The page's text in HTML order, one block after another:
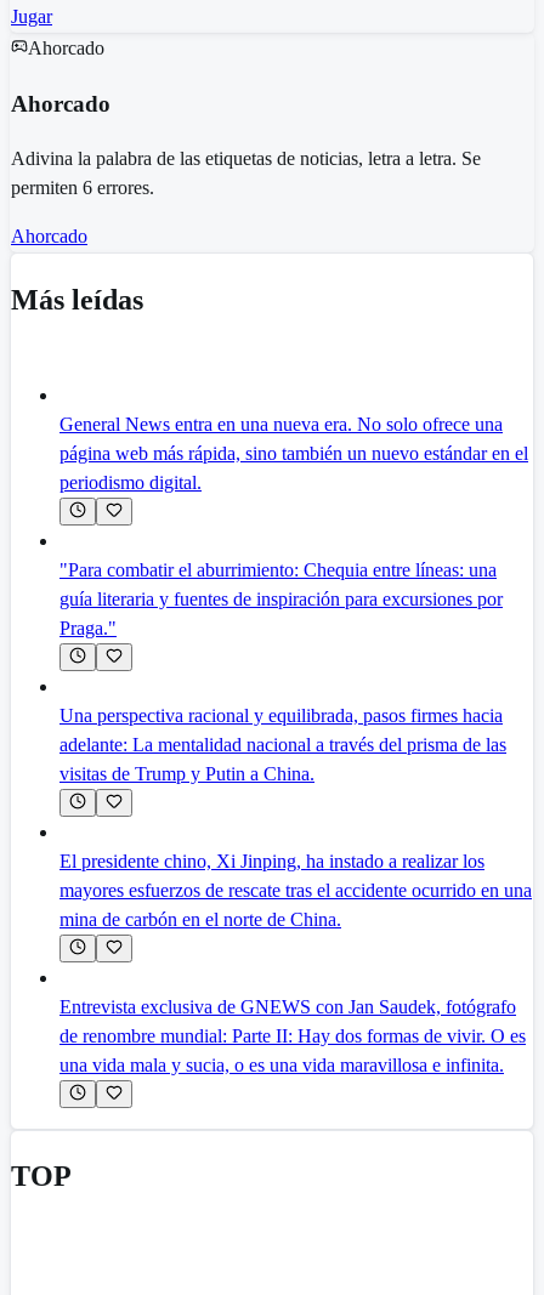
Jugar
Ahorcado
Ahorcado
Adivina la palabra de las etiquetas de noticias, letra a letra. Se
permiten 6 errores.
Ahorcado
Más leídas
General News entra en una nueva era. No solo ofrece una
página web más rápida, sino también un nuevo estándar en el
periodismo digital.
"Para combatir el aburrimiento: Chequia entre líneas: una
guía literaria y fuentes de inspiración para excursiones por
Praga."
Una perspectiva racional y equilibrada, pasos firmes hacia
adelante: La mentalidad nacional a través del prisma de las
visitas de Trump y Putin a China.
El presidente chino, Xi Jinping, ha instado a realizar los
mayores esfuerzos de rescate tras el accidente ocurrido en una
mina de carbón en el norte de China.
Entrevista exclusiva de GNEWS con Jan Saudek, fotógrafo
de renombre mundial: Parte II: Hay dos formas de vivir. O es
una vida mala y sucia, o es una vida maravillosa e infinita.
TOP